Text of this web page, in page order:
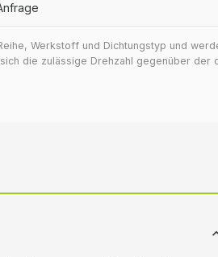
Werkstoff und Dichtungstyp und
die zulässige Drehzahl gegenüber der